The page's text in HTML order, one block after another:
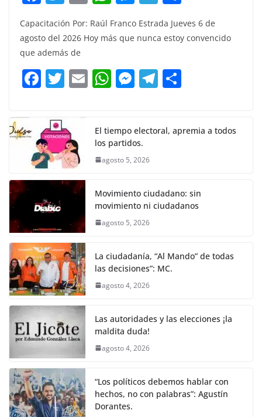
a
c
e
b
o
k
itt
er
m
ai at
A
p
ss
n
g
el
e
a
m
m
p
Capacitación Por: Raúl Franco Estrada Jueves 6 de
agosto del 2026 Hoy más que nunca estoy convencido
que además de
F
e
b
o
o
k
T
itt
er
E W
s
A
p
M
e
n
er
T
gr p
El tiempo electoral, apremia a todos
los partidos.
agosto 5, 2026
Movimiento ciudadano: sin
movimiento ni ciudadanos
agosto 5, 2026
La ciudadanía, “Al Mando” de todas
las decisiones”: MC.
agosto 4, 2026
Las autoridades y las elecciones ¡la
maldita duda!
agosto 4, 2026
“Los políticos debemos hablar con
hechos, no con palabras”: Agustín
Dorantes.